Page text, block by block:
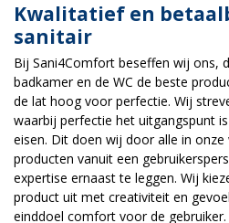
Kwalitatief en
sanitair
Bij Sani4Comfort beseffen wij ons,
badkamer en de WC de beste
de lat hoog voor perfectie. Wij
waarbij perfectie het uitgangspunt
eisen. Dit doen wij door alle in
producten vanuit een
expertise ernaast te leggen. Wij
product uit met creativiteit en
einddoel comfort voor de gebruiker.